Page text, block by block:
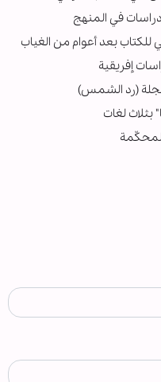
في المنهج
للكتاب بعد أعوام من الغياب
إفريقية
مجلة (رد الشمس)
بثلاث لغات